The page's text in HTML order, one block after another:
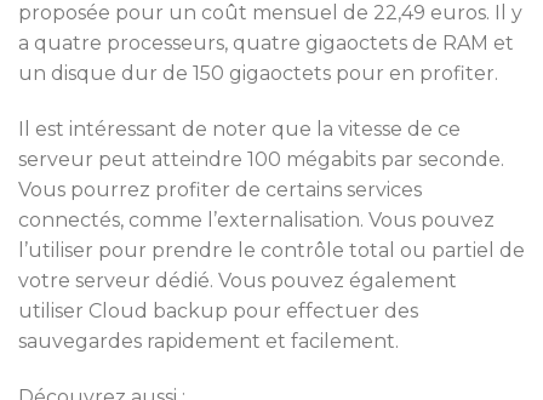
proposée pour un coût mensuel de 22,49 euros. Il y
a quatre processeurs, quatre gigaoctets de RAM et
un disque dur de 150 gigaoctets pour en profiter.
Il est intéressant de noter que la vitesse de ce
serveur peut atteindre 100 mégabits par seconde.
Vous pourrez profiter de certains services
connectés, comme l’externalisation. Vous pouvez
l’utiliser pour prendre le contrôle total ou partiel de
votre serveur dédié. Vous pouvez également
utiliser Cloud backup pour effectuer des
sauvegardes rapidement et facilement.